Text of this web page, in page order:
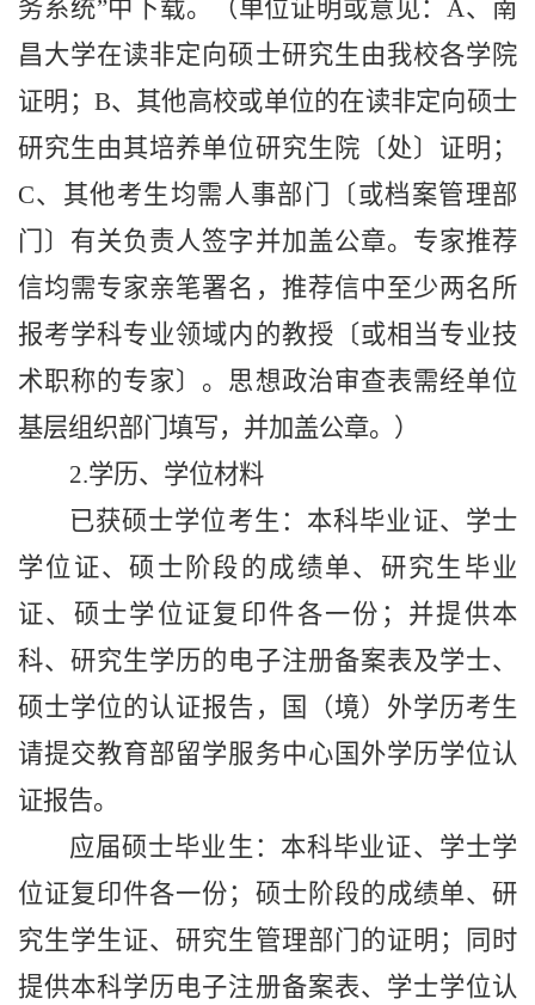
务系统”中下载。（单位证明或意见：A、南
昌大学在读非定向硕士研究生由我校各学院
证明；B、其他高校或单位的在读非定向硕士
研究生由其培养单位研究生院〔处〕证明；
C、其他考生均需人事部门〔 或档案管理部
门 〕有关负责人签字并加盖公章。专家推荐
信均需专家亲笔署名， 推荐信中至少两名所
报考学科专业领域内的教授〔或相当专业技
术职称的专家〕。思想政治审查表需经单位
基层组织部门填写，并加盖公章。）
2.学历、学位材料
已获硕士学位考生：本科毕业证、学士
学位证、硕士阶段的成绩单、研究生毕业
证、硕士学位证复印件各一份；并提供本
科、研究生学历的电子注册备案表及学士、
硕士学位的认证报告，国（境）外学历考生
请提交教育部留学服务中心国外学历学位认
证报告。
应届硕士毕业生：本科毕业证、学士学
位证复印件各一份；硕士阶段的成绩单、研
究生学生证、研究生管理部门的证明；同时
提供本科学历电子注册备案表、学士学位认